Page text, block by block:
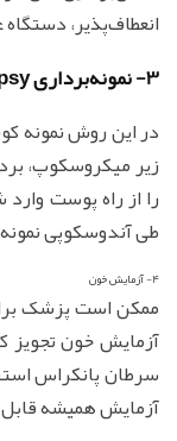
انعطاف‌پذیر،
3- نمونه‌برداری Biopsy
در این روش نمونه
زیر میکروسکوپ،
را از راه پوست
طی آندوسکوپی
4- آزمایش خون
ممکن است پزشک
آزمایش خون تجویز
آزمایش همیشه